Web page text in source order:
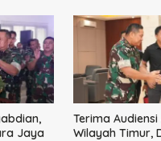
Jaya
Terima Audiensi
Wilayah Timur,